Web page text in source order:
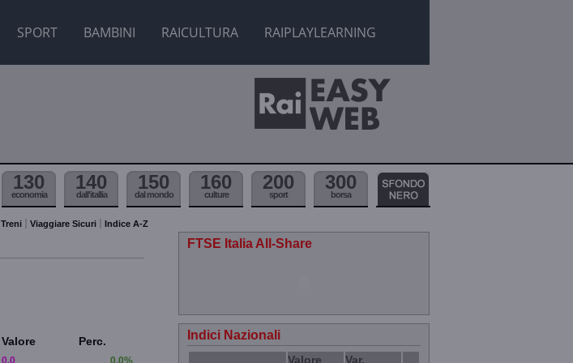
SPORT BAMBINI RAICULTURA RAIPLAYLEARNING
130
economia
140
dall'itallia
150
dal mondo
160
culture
200
sport
300
borsa
Treni Viaggiare Sicuri Indice A-Z
Valore Perc.
0.0
0.0%
FTSE Italia All-Share
Indici Nazionali
Valore Var.